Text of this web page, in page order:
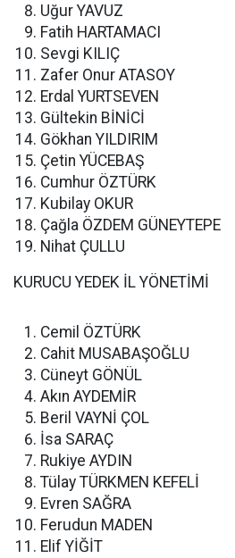
Uğur YAVUZ
Fatih HARTAMACI
Sevgi KILIÇ
Zafer Onur ATASOY
Erdal YURTSEVEN
Gültekin BİNİCİ
Gökhan YILDIRIM
Çetin YÜCEBAŞ
Cumhur ÖZTÜRK
Kubilay OKUR
Çağla ÖZDEM GÜNEYTEPE
Nihat ÇULLU
KURUCU YEDEK İL YÖNETİMİ
Cemil ÖZTÜRK
Cahit MUSABAŞOĞLU
Cüneyt GÖNÜL
Akın AYDEMİR
Beril VAYNİ ÇOL
İsa SARAÇ
Rukiye AYDIN
Tülay TÜRKMEN KEFELİ
Evren SAĞRA
Ferudun MADEN
Elif YİĞİT